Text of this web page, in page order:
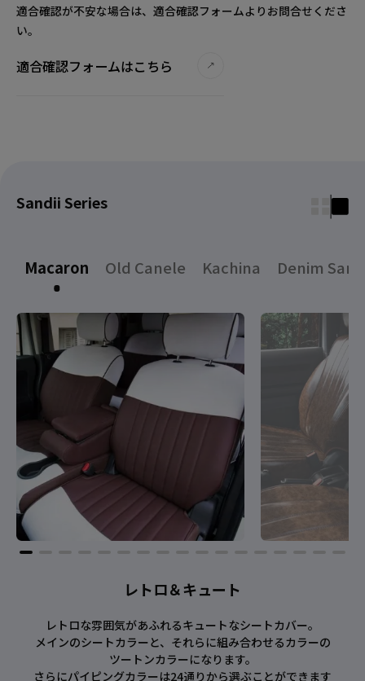
適合確認が不安な場合は、適合確認フォームよりお問合せくださ
い。
適合確認フォームはこちら
Sandii Series
Macaron Old Canele Kachina Denim Sand
レトロ＆キュート
レトロな雰囲気があふれるキュートなシートカバー。
メインのシートカラーと、それらに組み合わせるカラーの
ツートンカラーになります。
さらにパイピングカラーは24通りから選ぶことができます